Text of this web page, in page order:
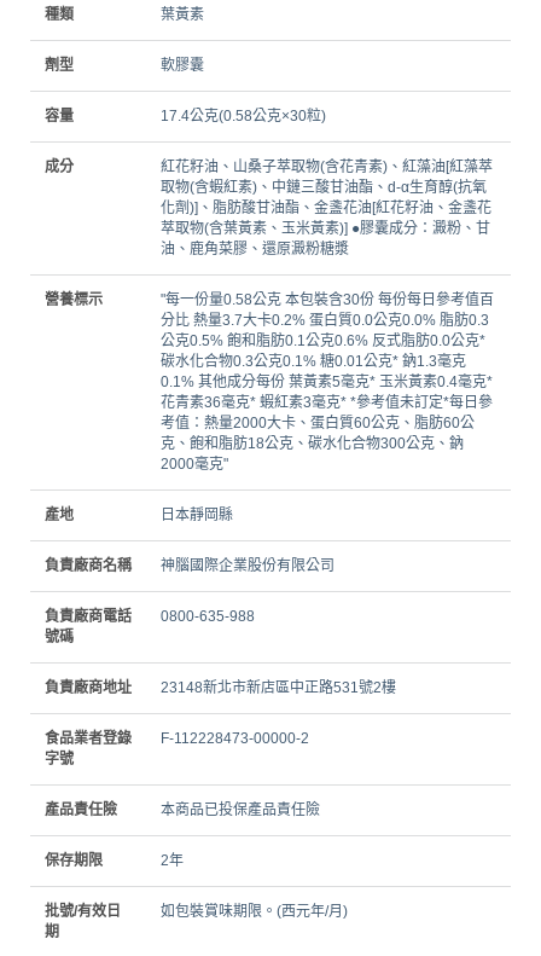
種類 葉黃素
劑型 軟膠囊
容量 17.4公克(0.58公克×30粒)
成分
紅花籽油、山桑子萃取物(含花青素)、紅藻油[紅藻萃
取物(含蝦紅素)、中鏈三酸甘油酯、d-α生育醇(抗氧
化劑)]、脂肪酸甘油酯、金盞花油[紅花籽油、金盞花
萃取物(含葉黃素、玉米黃素)] ●膠囊成分：澱粉、甘
油、鹿角菜膠、還原澱粉糖漿
營養標示
"每一份量0.58公克 本包裝含30份 每份每日參考值百
分比 熱量3.7大卡0.2% 蛋白質0.0公克0.0% 脂肪0.3
公克0.5% 飽和脂肪0.1公克0.6% 反式脂肪0.0公克*
碳水化合物0.3公克0.1% 糖0.01公克* 鈉1.3毫克
0.1% 其他成分每份 葉黃素5毫克* 玉米黃素0.4毫克*
花青素36毫克* 蝦紅素3毫克* *參考值未訂定*每日參
考值：熱量2000大卡、蛋白質60公克、脂肪60公
克、飽和脂肪18公克、碳水化合物300公克、鈉
2000毫克"
產地 日本靜岡縣
負責廠商名稱 神腦國際企業股份有限公司
負責廠商電話
號碼
0800-635-988
負責廠商地址 23148新北市新店區中正路531號2樓
食品業者登錄
字號
F-112228473-00000-2
產品責任險 本商品已投保產品責任險
保存期限 2年
批號/有效日
期
如包裝賞味期限。(西元年/月)